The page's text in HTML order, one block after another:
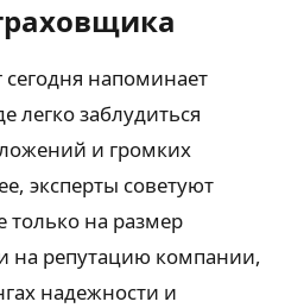
сегодня напоминает
легко заблудиться
и громких
эксперты советуют
на размер
на репутацию компании,
надежности и